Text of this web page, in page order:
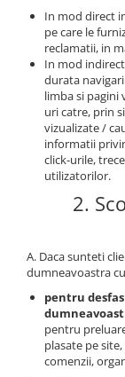
In mod direct
pe care le
reclamatii, in
In mod
durata
limba si pagini
uri catre, prin
vizualizate /
informatii
click-urile,
utilizatorilor.
2.
A. Daca sunteti
dumneavoastra
pentru
pentru
plasate pe
comenzii,